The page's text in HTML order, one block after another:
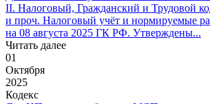
II. Налоговый, Гражданский и Трудовой
и проч. Налоговый учёт и нормируемые
на 08 августа 2025 ГК РФ. Утверждены...
Читать далее
01
Октября
2025
Кодекс